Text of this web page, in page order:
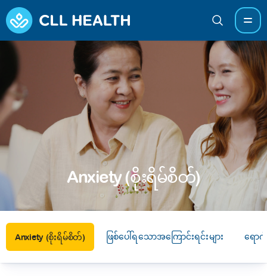
Anxiety (စိုးရိမ်စိတ်)
Anxiety (စိုးရိမ်စိတ်) ဖြစ်ပေါ်ရသောအကြောင်းရင်းများ ရောဂ